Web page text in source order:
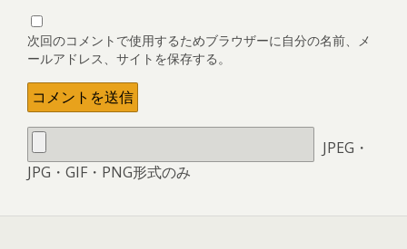
次回のコメントで使用するためブラウザーに自分の名前、メ
ールアドレス、サイトを保存する。
JPEG・
JPG・GIF・PNG形式のみ